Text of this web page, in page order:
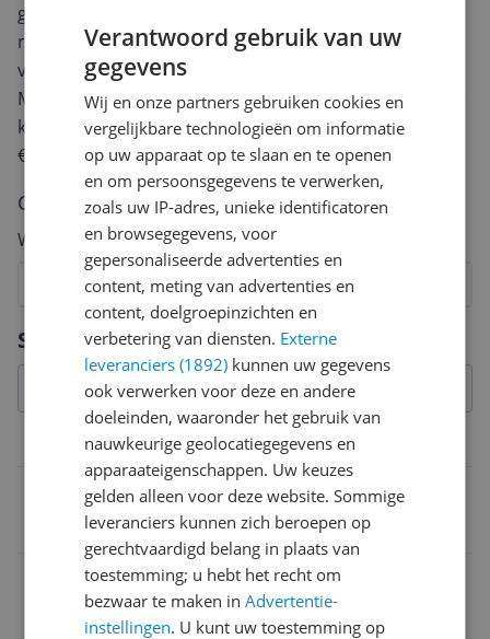
Specificaties
Fysieke kenmerken
Schwarz
4003318807862
geven? Start dan hieronder met het schrijven van je
review. Afhankelijk van de details duurt het schrijven
van een review gemiddeld tussen de 3 en 10 minuten.
Met jouw mening help je andere bezoekers een betere
keuze te maken én maak je iedere maand kans op
€250,-!
Klik hier voor de actievoorwaarden.
Cijfer
Welk cijfer geef jij dit product?
7
6
5
4
3
2
Vraag 1 van 4
Verantwoord gebruik van uw
gegevens
Wij en onze partners gebruiken cookies en
vergelijkbare technologieën om informatie
op uw apparaat op te slaan en te openen
en om persoonsgegevens te verwerken,
zoals uw IP-adres, unieke identificatoren
en browsegegevens, voor
gepersonaliseerde advertenties en
content, meting van advertenties en
content, doelgroepinzichten en
verbetering van diensten. Externe
leveranciers (1892) kunnen uw gegevens
ook verwerken voor deze en andere
doeleinden, waaronder het gebruik van
nauwkeurige geolocatiegegevens en
apparaateigenschappen. Uw keuzes
gelden alleen voor deze website. Sommige
leveranciers kunnen zich beroepen op
gerechtvaardigd belang in plaats van
toestemming; u hebt het recht om
bezwaar te maken inAdvertentie-
instellingen. U kunt uw toestemming op